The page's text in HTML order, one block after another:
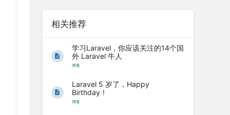
相关推荐
学习Laravel，你应该关注的14个国
外 Laravel 牛人
博客
Laravel 5 岁了，Happy
Birthday！
博客